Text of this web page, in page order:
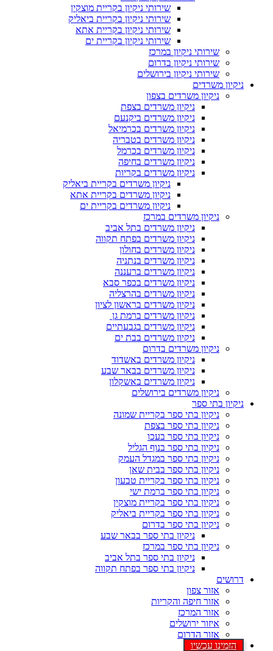
שירותי ניקיון בקריית מוצקין
שירותי ניקיון בקריית ביאליק
שירותי ניקיון בקריית אתא
שירותי ניקיון בקריית ים
שירותי ניקיון במרכז
שירותי ניקיון בדרום
שירותי ניקיון בירושלים
ניקיון משרדים
ניקיון משרדים בצפון
ניקיון משרדים בצפת
ניקיון משרדים ביקנעם
ניקיון משרדים בכרמיאל
ניקיון משרדים בטבריה
ניקיון משרדים בכרמל
ניקיון משרדים בחיפה
ניקיון משרדים בקריות
ניקיון משרדים בקריית ביאליק
ניקיון משרדים בקריית אתא
ניקיון משרדים בקריית ים
ניקיון משרדים במרכז
ניקיון משרדים בתל אביב
ניקיון משרדים בפתח תקווה
ניקיון משרדים בחולון
ניקיון משרדים בנתניה
ניקיון משרדים ברעננה
ניקיון משרדים בכפר סבא
ניקיון משרדים בהרצליה
ניקיון משרדים בראשון לציון
ניקיון משרדים ברמת גן
ניקיון משרדים בגבעתיים
ניקיון משרדים בבת ים
ניקיון משרדים בדרום
ניקיון משרדים באשדוד
ניקיון משרדים בבאר שבע
ניקיון משרדים באשקלון
ניקיון משרדים בירושלים
ניקיון בתי ספר
ניקיון בתי ספר בקריית שמונה
ניקיון בתי ספר בצפת
ניקיון בתי ספר בעכו
ניקיון בתי ספר בנוף הגליל
ניקיון בתי ספר במגדל העמק
ניקיון בתי ספר בבית שאן
ניקיון בתי ספר בקריית טבעון
ניקיון בתי ספר ברמת ישי
ניקיון בתי ספר בקריית מוצקין
ניקיון בתי ספר בקריית ביאליק
ניקיון בתי ספר בדרום
ניקיון בתי ספר בבאר שבע
ניקיון בתי ספר במרכז
ניקיון בתי ספר בתל אביב
ניקיון בתי ספר בפתח תקווה
דרושים
אזור צפון
אזור חיפה והקריות
אזור המרכז
איזור ירושלים
אזור הדרום
הזמינו עכשיו